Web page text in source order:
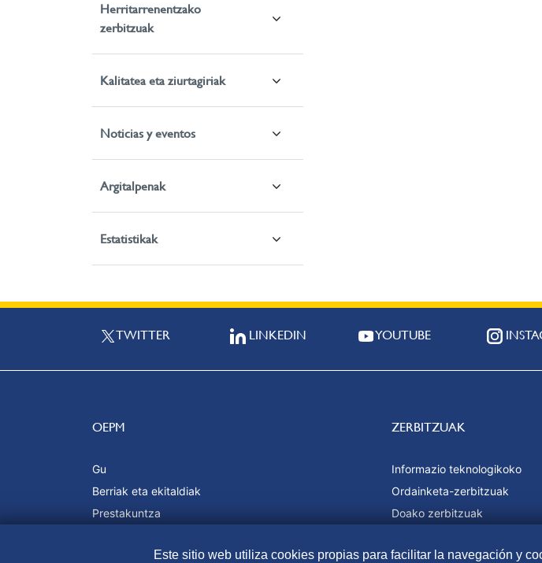
Herritarrenentzako
zerbitzuak
Kalitatea eta ziurtagiriak
Noticias y eventos
Argitalpenak
Estatistikak
TWITTER LINKEDIN YOUTUBE
OEPM
Gu
Berriak eta ekitaldiak
Prestakuntza
ZERBITZUAK
Informazio teknologikoko
Ordainketa-zerbitzuak
Doako zerbitzuak
Este sitio web utiliza cookies propias para facilitar la navegación y